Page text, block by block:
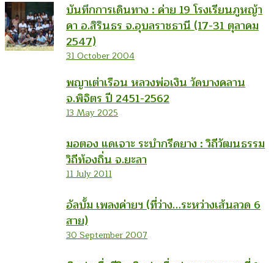
บันทึกการเดินทาง : ค่าย 19 โรงเรียนภูหญ้า
คา อ.สิรินธร จ.อุบลราชธานี (17-31 ตุลาคม
2547)
31 October 2004
พญาเต่าเรือน หลวงพ่อเงิน วัดบางคลาน
จ.พิจิตร ปี 2451-2562
13 May 2025
มอตอง แดเจาะ ระบำกรีดยาง : วิถีวัฒนธรรม
วิถีท้องถิ่น จ.ยะลา
11 July 2011
อัลบั้ม เพลงค่ายฯ (ที่ว่าง…ระหว่างเส้นลวด 6
สาย)
30 September 2007